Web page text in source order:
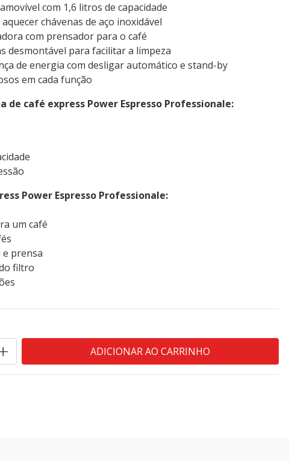
com 1,6 litros de capacidade
chávenas de aço inoxidável
com prensador para o café
desmontável para facilitar a limpeza
de energia com desligar automático e stand-by
em cada função
de café express Power Espresso Professionale:
Power Espresso Professionale:
um café
e prensa
filtro